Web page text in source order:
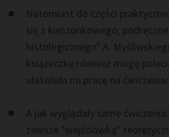
Natomiast do części
się z kieszonkowego,
histologicznego" A.
książeczkę również mogę
ułatwiała mi pracę na
A jak wyglądały same
zawsze "wejściówką"